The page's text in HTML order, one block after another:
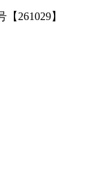
261029】